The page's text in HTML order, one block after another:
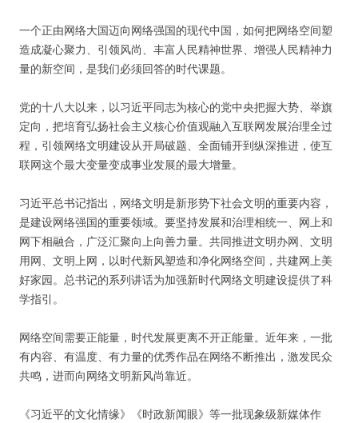
一个正由网络大国迈向网络强国的现代中国，如何把网络空间塑
造成凝心聚力、引领风尚、丰富人民精神世界、增强人民精神力
量的新空间，是我们必须回答的时代课题。
党的十八大以来，以习近平同志为核心的党中央把握大势、举旗
定向，把培育弘扬社会主义核心价值观融入互联网发展治理全过
程，引领网络文明建设从开局破题、全面铺开到纵深推进，使互
联网这个最大变量变成事业发展的最大增量。
习近平总书记指出，网络文明是新形势下社会文明的重要内容，
是建设网络强国的重要领域。要坚持发展和治理相统一、网上和
网下相融合，广泛汇聚向上向善力量。共同推进文明办网、文明
用网、文明上网，以时代新风塑造和净化网络空间，共建网上美
好家园。总书记的系列讲话为加强新时代网络文明建设提供了科
学指引。
网络空间需要正能量，时代发展更离不开正能量。近年来，一批
有内容、有温度、有力量的优秀作品在网络不断推出，激发民众
共鸣，进而向网络文明新风尚靠近。
《习近平的文化情缘》《时政新闻眼》等一批现象级新媒体作